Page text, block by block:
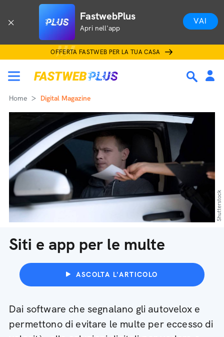
FastwebPlus
Apri nell'app
VAI
OFFERTA FASTWEB PER LA TUA CASA
Home Digital Magazine
Siti e app per le multe
ASCOLTA L'ARTICOLO
Dai software che segnalano gli autovelox e
permettono di evitare le multe per eccesso di
Shutterstock